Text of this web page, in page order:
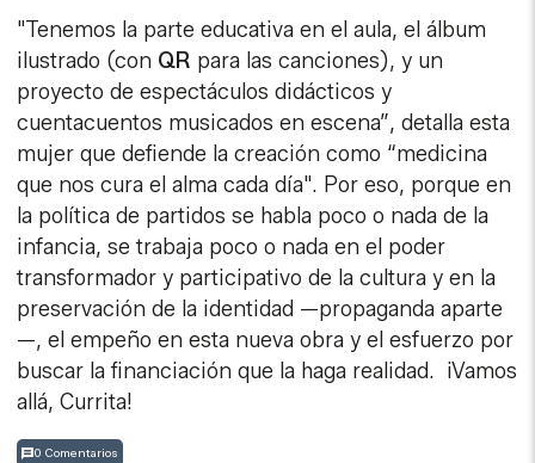
"Tenemos la parte educativa en el aula, el álbum
ilustrado (con QR para las canciones), y un
proyecto de espectáculos didácticos y
cuentacuentos musicados en escena”, detalla esta
mujer que defiende la creación como “medicina
que nos cura el alma cada día". Por eso, porque en
la política de partidos se habla poco o nada de la
infancia, se trabaja poco o nada en el poder
transformador y participativo de la cultura y en la
preservación de la identidad —propaganda aparte
—, el empeño en esta nueva obra y el esfuerzo por
buscar la financiación que la haga realidad. ¡Vamos
allá, Currita!
0 Comentarios